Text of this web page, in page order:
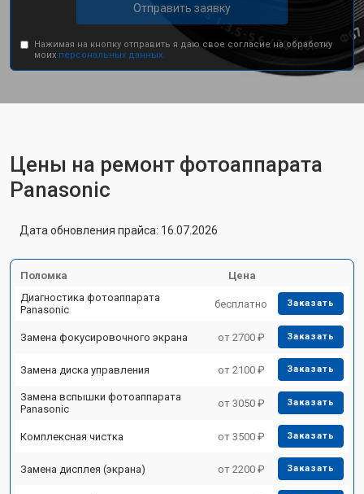
Отправить заявку
Нажимая на кнопку отправить я даю свое согласие на обработку
моих персональных данных.
Цены на ремонт фотоаппарата
Panasonic
Дата обновления прайса: 16.07.2026
Поломка
Цена
Диагностика фотоаппарата
Panasonic
бесплатно Заказать
Замена фокусировочного экрана от 2700 ₽ Заказать
Замена диска управления от 2100 ₽ Заказать
Замена вспышки фотоаппарата
Panasonic
от 3050 ₽ Заказать
Комплексная чистка от 3500 ₽ Заказать
Замена дисплея (экрана) от 2200 ₽ Заказать